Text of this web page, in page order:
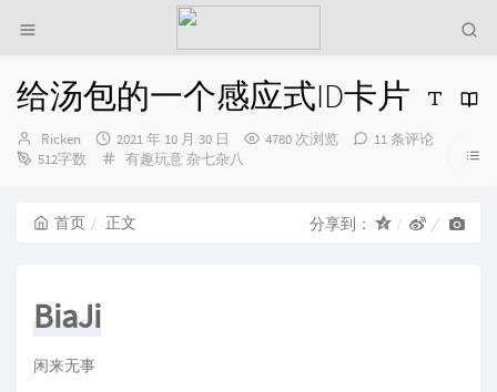
给汤包的一个感应式ID卡片
博
主：
Ricken
发
布
2021 年 10 月 30 日 4780 次浏览
11 条评论
512字数
分
有趣玩意 杂七杂八
首页 正文 分享到：
BiaJi
闲来无事